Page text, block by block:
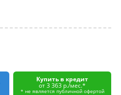
Купить в кредит
от 3 363 р./мес.*
* не является публичной офертой